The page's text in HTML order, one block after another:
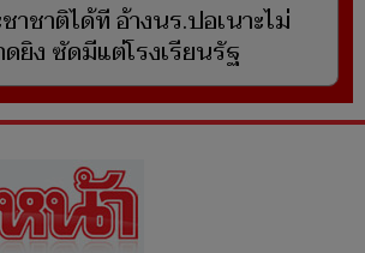
าชาติได้ที อ้างนร.ปอเนาะไม่
ดยิง ซัดมีแต่โรงเรียนรัฐ